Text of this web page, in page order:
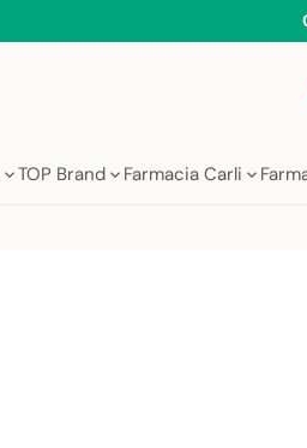
TOP Brand Farmacia Carli